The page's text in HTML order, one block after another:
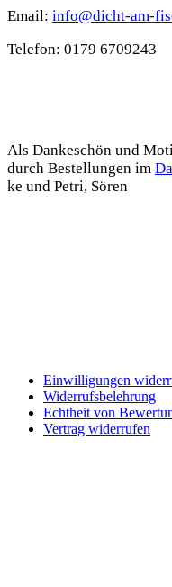
Email: info@dicht-am-
Tele­fon: 0179 6709243
Als Dan­ke­schön und
durch Bestel­lun­gen im
ke und Petri, Sören
Einwilligungen
Widerrufsbelehrung
Echtheit von
Vertrag widerrufen